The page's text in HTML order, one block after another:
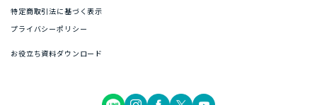
特定商取引法に基づく表示
プライバシーポリシー
お役立ち資料ダウンロード